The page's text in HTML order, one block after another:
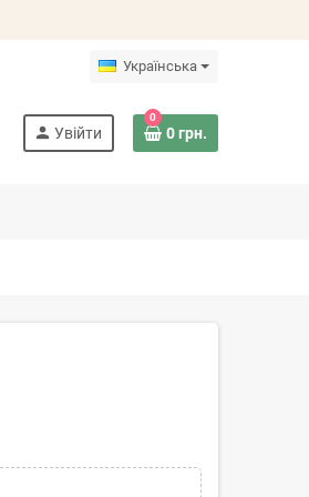
Українська
person Увійти
0
0 грн.